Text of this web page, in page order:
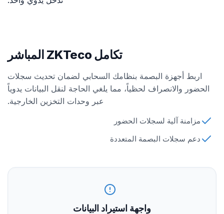
تكامل ZKTeco المباشر
اربط أجهزة البصمة بنظامك السحابي لضمان تحديث سجلات
الحضور والانصراف لحظياً، مما يلغي الحاجة لنقل البيانات يدوياً
عبر وحدات التخزين الخارجية.
مزامنة آلية لسجلات الحضور
دعم سجلات البصمة المتعددة
واجهة استيراد البيانات